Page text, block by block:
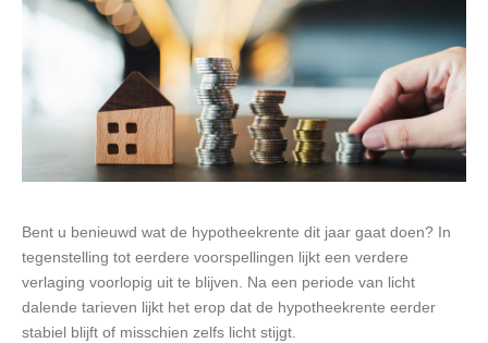
Bent u benieuwd wat de hypotheekrente dit jaar gaat doen? In
tegenstelling tot eerdere voorspellingen lijkt een verdere
verlaging voorlopig uit te blijven. Na een periode van licht
dalende tarieven lijkt het erop dat de hypotheekrente eerder
stabiel blijft of misschien zelfs licht stijgt.